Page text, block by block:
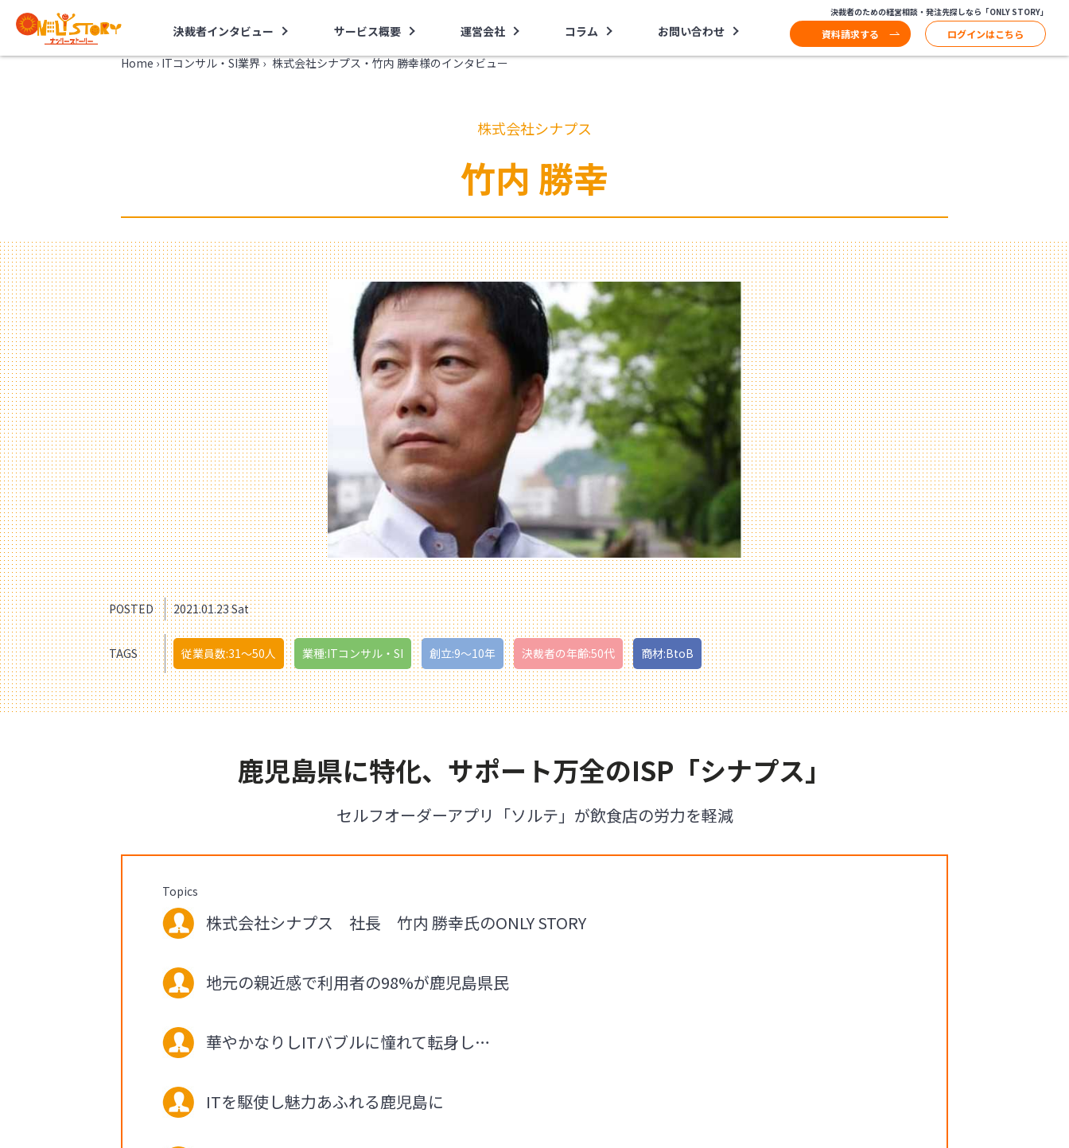
決裁者インタビュー サービス概要 運営会社 コラム お問い合わせ
決裁者のための経営相談・発注先探しなら「ONLY STORY」
資料請求する ログインはこちら
Home › ITコンサル・SI業界 › 株式会社シナプス・竹内 勝幸様のインタビュー
株式会社シナプス
竹内 勝幸
POSTED 2021.01.23 Sat
TAGS 従業員数:31〜50人 業種:ITコンサル・SI 創立:9〜10年 決裁者の年齢:50代 商材:BtoB
鹿児島県に特化、サポート万全のISP「シナプス」
セルフオーダーアプリ「ソルテ」が飲食店の労力を軽減
Topics
株式会社シナプス 社長 竹内 勝幸氏のONLY STORY
地元の親近感で利用者の98%が鹿児島県民
華やかなりしITバブルに憧れて転身し…
ITを駆使し魅力あふれる鹿児島に